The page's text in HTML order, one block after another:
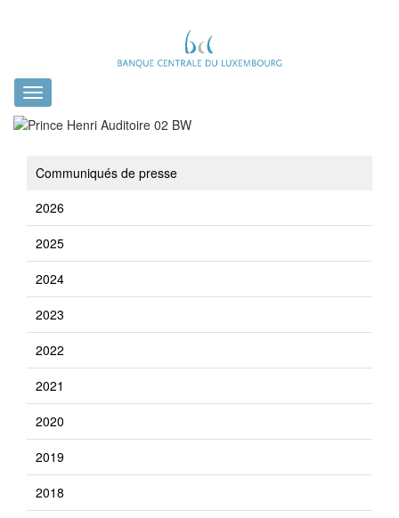
Toggle
navigation
Communiqués de presse
2026
2025
2024
2023
2022
2021
2020
2019
2018